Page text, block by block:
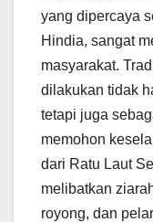
yang dipercaya
Hindia, sangat
masyarakat.
dilakukan tidak
tetapi juga
memohon
dari Ratu Laut
melibatkan
royong, dan